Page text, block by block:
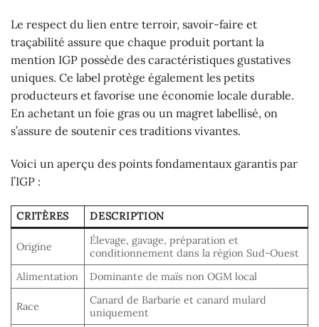
Le respect du lien entre terroir, savoir-faire et
traçabilité assure que chaque produit portant la
mention IGP possède des caractéristiques gustatives
uniques. Ce label protège également les petits
producteurs et favorise une économie locale durable.
En achetant un foie gras ou un magret labellisé, on
s’assure de soutenir ces traditions vivantes.
Voici un aperçu des points fondamentaux garantis par
l’IGP :
CRITÈRES DESCRIPTION
Origine
Élevage, gavage, préparation et
conditionnement dans la région Sud-Ouest
Alimentation
Dominante de maïs non OGM local
Race
Canard de Barbarie et canard mulard
uniquement